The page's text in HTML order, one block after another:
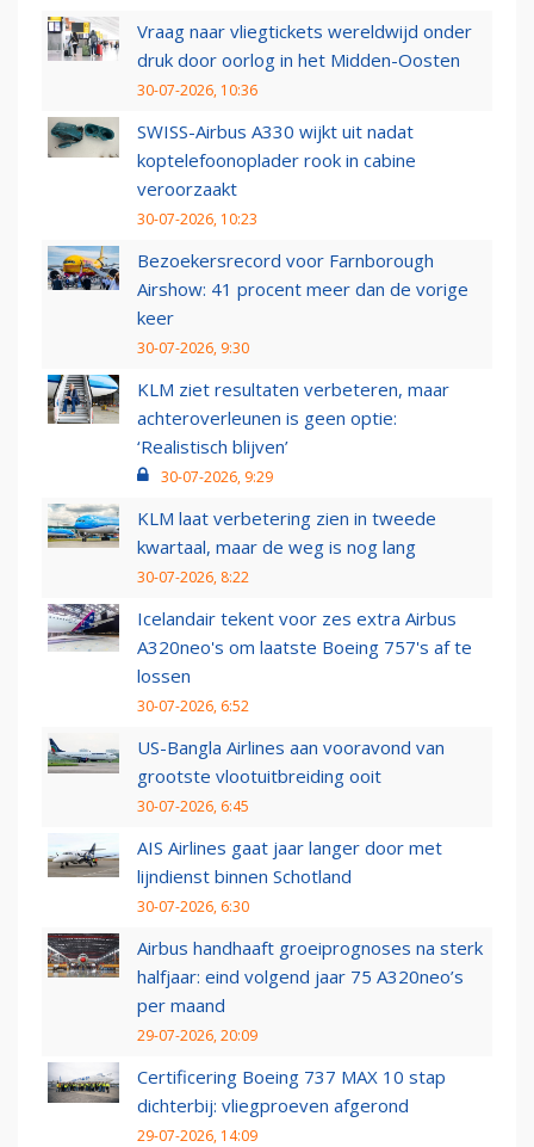
Vraag naar vliegtickets wereldwijd onder
druk door oorlog in het Midden-Oosten
30-07-2026, 10:36
SWISS-Airbus A330 wijkt uit nadat
koptelefoonoplader rook in cabine
veroorzaakt
30-07-2026, 10:23
Bezoekersrecord voor Farnborough
Airshow: 41 procent meer dan de vorige
keer
30-07-2026, 9:30
KLM ziet resultaten verbeteren, maar
achteroverleunen is geen optie:
‘Realistisch blijven’
30-07-2026, 9:29
KLM laat verbetering zien in tweede
kwartaal, maar de weg is nog lang
30-07-2026, 8:22
Icelandair tekent voor zes extra Airbus
A320neo's om laatste Boeing 757's af te
lossen
30-07-2026, 6:52
US-Bangla Airlines aan vooravond van
grootste vlootuitbreiding ooit
30-07-2026, 6:45
AIS Airlines gaat jaar langer door met
lijndienst binnen Schotland
30-07-2026, 6:30
Airbus handhaaft groeiprognoses na sterk
halfjaar: eind volgend jaar 75 A320neo’s
per maand
29-07-2026, 20:09
Certificering Boeing 737 MAX 10 stap
dichterbij: vliegproeven afgerond
29-07-2026, 14:09